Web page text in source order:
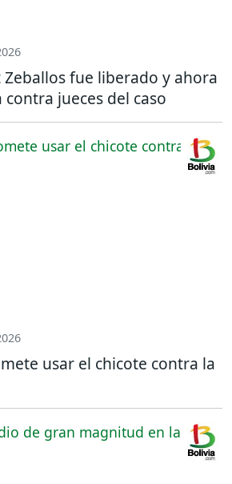
Zeballos fue liberado y ahora
jueces del caso
usar el chicote contra la